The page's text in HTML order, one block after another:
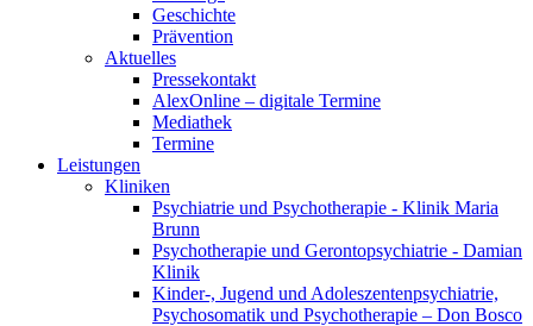
Geschichte
Prävention
Aktuelles
Pressekontakt
AlexOnline – digitale Termine
Mediathek
Termine
Leistungen
Kliniken
Psychiatrie und Psychotherapie - Klinik Maria
Brunn
Psychotherapie und Gerontopsychiatrie - Damian
Klinik
Kinder-, Jugend und Adoleszentenpsychiatrie,
Psychosomatik und Psychotherapie – Don Bosco